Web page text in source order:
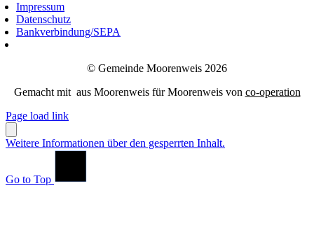
Impressum
Datenschutz
Bankverbindung/SEPA
© Gemeinde Moorenweis 2026
Gemacht mit aus Moorenweis für Moorenweis von co-operation
Page load link
Weitere Informationen über den gesperrten Inhalt.
Go to Top